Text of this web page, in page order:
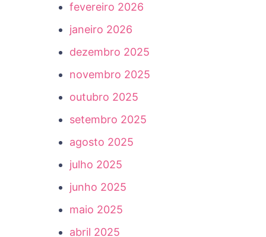
fevereiro 2026
janeiro 2026
dezembro 2025
novembro 2025
outubro 2025
setembro 2025
agosto 2025
julho 2025
junho 2025
maio 2025
abril 2025